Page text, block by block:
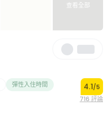
查看全部
彈性入住時間
4.1/5
716 評論